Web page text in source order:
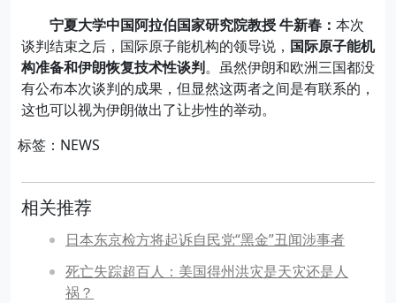
宁夏大学中国阿拉伯国家研究院教授 牛新春： 本次
谈判结束之后，国际原子能机构的领导说， 国际原子能机
构准备和伊朗恢复技术性谈判。虽然伊朗和欧洲三国都没
有公布本次谈判的成果，但显然这两者之间是有联系的，
这也可以视为伊朗做出了让步性的举动。
标签：NEWS
相关推荐
日本东京检方将起诉自民党“黑金”丑闻涉事者
死亡失踪超百人：美国得州洪灾是天灾还是人
祸？